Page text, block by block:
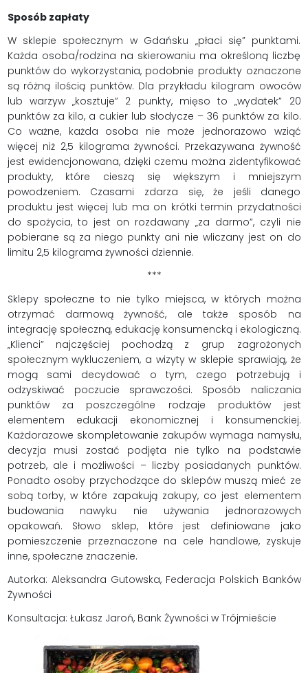
Sposób zapłaty
W sklepie społecznym w Gdańsku „płaci się” punktami.
Każda osoba/rodzina na skierowaniu ma określoną liczbę
punktów do wykorzystania, podobnie produkty oznaczone
są różną ilością punktów. Dla przykładu kilogram owoców
lub warzyw „kosztuje” 2 punkty, mięso to „wydatek” 20
punktów za kilo, a cukier lub słodycze – 36 punktów za kilo.
Co ważne, każda osoba nie może jednorazowo wziąć
więcej niż 2,5 kilograma żywności. Przekazywana żywność
jest ewidencjonowana, dzięki czemu można zidentyfikować
produkty, które cieszą się większym i mniejszym
powodzeniem. Czasami zdarza się, że jeśli danego
produktu jest więcej lub ma on krótki termin przydatności
do spożycia, to jest on rozdawany „za darmo”, czyli nie
pobierane są za niego punkty ani nie wliczany jest on do
limitu 2,5 kilograma żywności dziennie.
***
Sklepy społeczne to nie tylko miejsca, w których można
otrzymać darmową żywność, ale także sposób na
integrację społeczną, edukację konsumencką i ekologiczną.
„Klienci” najczęściej pochodzą z grup zagrożonych
społecznym wykluczeniem, a wizyty w sklepie sprawiają, że
mogą sami decydować o tym, czego potrzebują i
odzyskiwać poczucie sprawczości. Sposób naliczania
punktów za poszczególne rodzaje produktów jest
elementem edukacji ekonomicznej i konsumenckiej.
Każdorazowe skompletowanie zakupów wymaga namysłu,
decyzja musi zostać podjęta nie tylko na podstawie
potrzeb, ale i możliwości – liczby posiadanych punktów.
Ponadto osoby przychodzące do sklepów muszą mieć ze
sobą torby, w które zapakują zakupy, co jest elementem
budowania nawyku nie używania jednorazowych
opakowań. Słowo sklep, które jest definiowane jako
pomieszczenie przeznaczone na cele handlowe, zyskuje
inne, społeczne znaczenie.
Autorka: Aleksandra Gutowska, Federacja Polskich Banków
Żywności
Konsultacja: Łukasz Jaroń, Bank Żywności w Trójmieście